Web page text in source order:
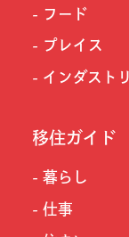
フード
プレイス
インダスト
移住ガイド
暮らし
仕事